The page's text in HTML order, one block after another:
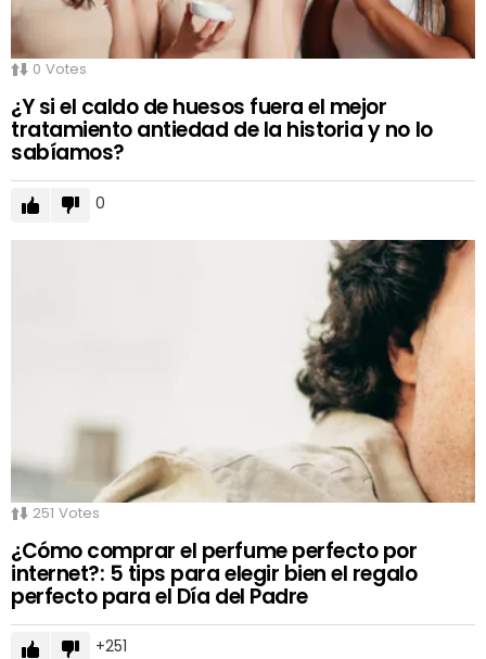
0 Votes
¿Y si el caldo de huesos fuera el mejor
tratamiento antiedad de la historia y no lo
sabíamos?
0
251 Votes
¿Cómo comprar el perfume perfecto por
internet?: 5 tips para elegir bien el regalo
perfecto para el Día del Padre
251